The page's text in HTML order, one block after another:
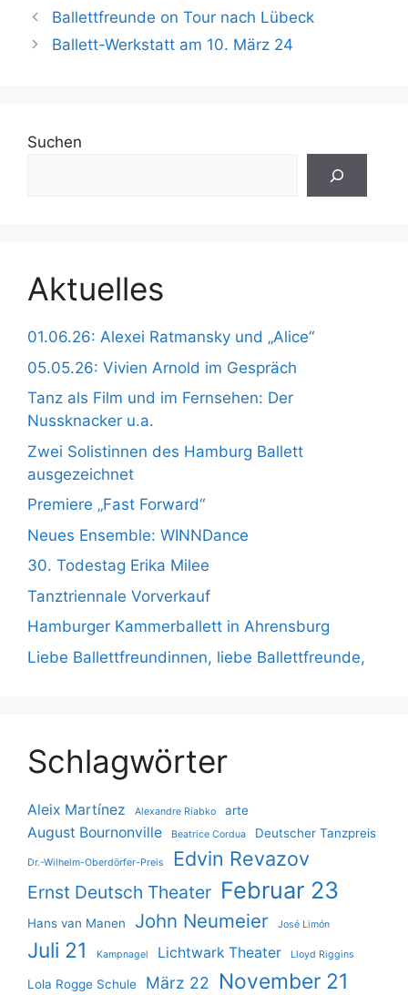
Ballettfreunde on Tour nach Lübeck
Ballett-Werkstatt am 10. März 24
Suchen
Aktuelles
01.06.26: Alexei Ratmansky und „Alice“
05.05.26: Vivien Arnold im Gespräch
Tanz als Film und im Fernsehen: Der
Nussknacker u.a.
Zwei Solistinnen des Hamburg Ballett
ausgezeichnet
Premiere „Fast Forward“
Neues Ensemble: WINNDance
30. Todestag Erika Milee
Tanztriennale Vorverkauf
Hamburger Kammerballett in Ahrensburg
Liebe Ballettfreundinnen, liebe Ballettfreunde,
Schlagwörter
Aleix Martínez Alexandre Riabko arte
August Bournonville Beatrice Cordua Deutscher Tanzpreis
Dr.-Wilhelm-Oberdörfer-Preis Edvin Revazov
Ernst Deutsch Theater Februar 23
Hans van Manen John Neumeier José Limón
Juli 21 Kampnagel Lichtwark Theater Lloyd Riggins
Lola Rogge Schule März 22 November 21